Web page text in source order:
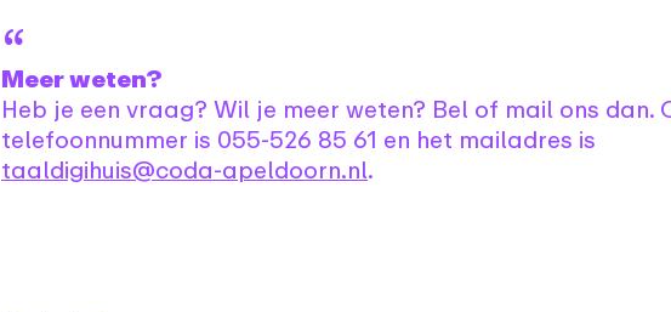
Meer weten?
Heb je een vraag? Wil je meer weten? Bel of mail ons dan.
telefoonnummer is 055-526 85 61 en het mailadres is
taaldigihuis@coda-apeldoorn.nl.